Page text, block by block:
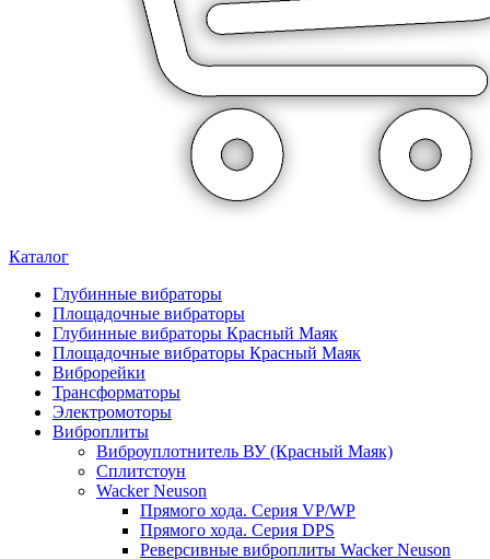
Каталог
Глубинные вибраторы
Площадочные вибраторы
Глубинные вибраторы Красный Маяк
Площадочные вибраторы Красный Маяк
Виброрейки
Трансформаторы
Электромоторы
Виброплиты
Виброуплотнитель ВУ (Красный Маяк)
Сплитстоун
Wacker Neuson
Прямого хода. Серия VP/WP
Прямого хода. Серия DPS
Реверсивные виброплиты Wacker Neuson